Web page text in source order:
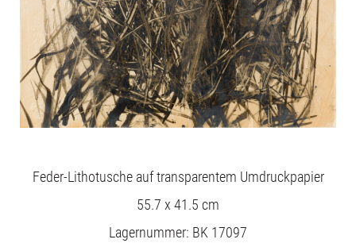
Feder-Lithotusche auf transparentem Umdruckpapier
55.7 x 41.5 cm
Lagernummer: BK 17097